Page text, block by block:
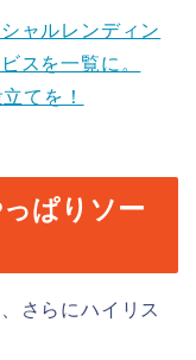
ャルレンディン
スを一覧に。
てを！
ぱりソー
さらにハイリス